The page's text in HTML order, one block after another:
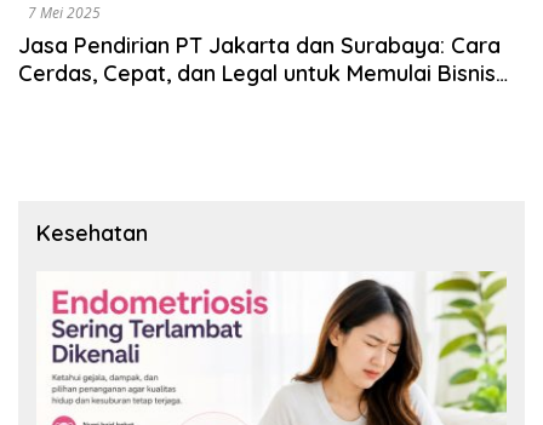
7 Mei 2025
Jasa Pendirian PT Jakarta dan Surabaya: Cara
Cerdas, Cepat, dan Legal untuk Memulai Bisnis
Kesehatan